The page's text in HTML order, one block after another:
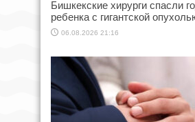
Бишкекские хирурги спасли
ребенка с гигантской
06.08.2026 21:16